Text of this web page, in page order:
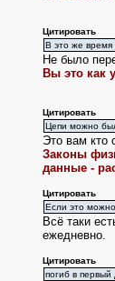
Цитировать
В это же время
Не было
Вы это как
Цитировать
Цепи можно
Это вам кто
Законы
данные -
Цитировать
Если это
Всё таки
ежедневно.
Цитировать
погиб в